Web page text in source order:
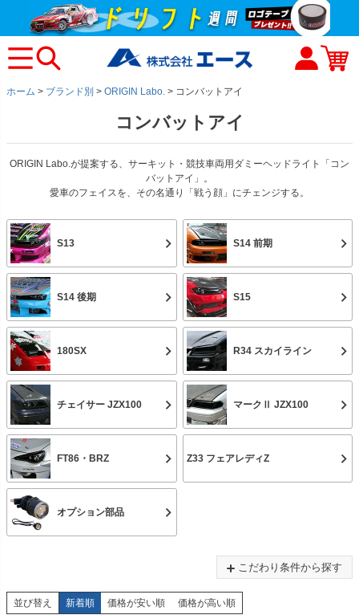
ホーム ブランド別 ORIGIN Labo. コンバットアイ
コンバットアイ
ORIGIN Labo.が提案する、サーキット・競技車両用ダミーヘッドライト「コン
バットアイ」。
愛車のフェイスを、その名通り「戦う顔」にチェンジする。
S13 S14 前期
S14 後期 S15
180SX R34 スカイライン
チェイサー JZX100 マークⅡ JZX100
FT86・BRZ Z33 フェアレディZ
オプション部品
こだわり条件から探す
並び替え 新着順 価格が安い順 価格が高い順